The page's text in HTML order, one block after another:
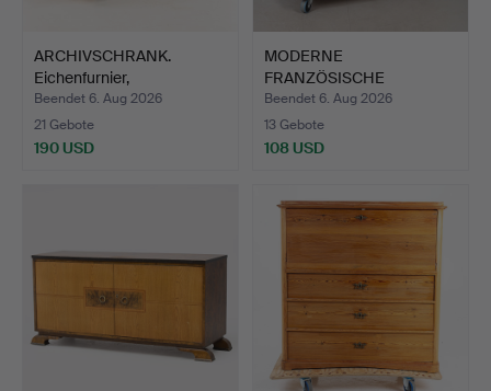
ARCHIVSCHRANK.
Eichenfurnier,
Ingeniörsute…
Beendet 6. Aug 2026
21 Gebote
190 USD
MODERNE
FRANZÖSISCHE
KOMMODE AUS EICHE.
Beendet 6. Aug 2026
13 Gebote
108 USD